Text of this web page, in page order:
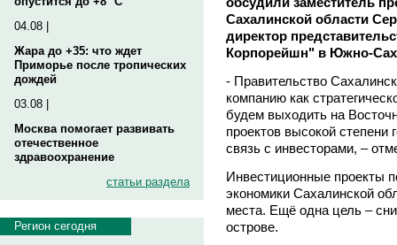
04.08 |
Жара до +35: что ждет
Приморье после тропических
дождей
03.08 |
Москва помогает развивать
отечественное
здравоохранение
статьи раздела
Регион сегодня
Сахалинской области
директор
Корпорейшн" в Южно-
- Правительство
компанию как
будем выходить на
проектов высокой степени
связь с инвесторами, –
Инвестиционные проекты
экономики Сахалинской
места. Ещё одна цель –
острове.